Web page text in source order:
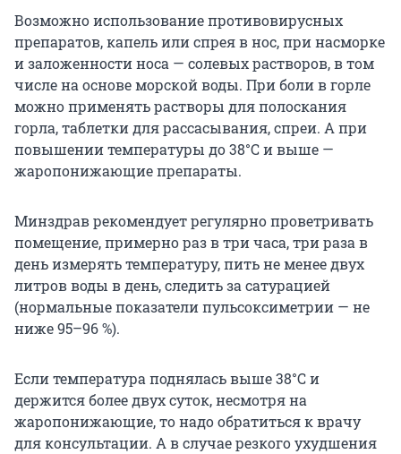
Возможно использование противовирусных
препаратов, капель или спрея в нос, при насморке
и заложенности носа — солевых растворов, в том
числе на основе морской воды. При боли в горле
можно применять растворы для полоскания
горла, таблетки для рассасывания, спреи. А при
повышении температуры до 38°С и выше —
жаропонижающие препараты.
Минздрав рекомендует регулярно проветривать
помещение, примерно раз в три часа, три раза в
день измерять температуру, пить не менее двух
литров воды в день, следить за сатурацией
(нормальные показатели пульсоксиметрии — не
ниже 95–96 %).
Если температура поднялась выше 38°С и
держится более двух суток, несмотря на
жаропонижающие, то надо обратиться к врачу
для консультации. А в случае резкого ухудшения